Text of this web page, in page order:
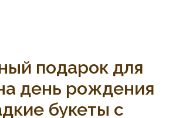
подарок для
день рождения
букеты с